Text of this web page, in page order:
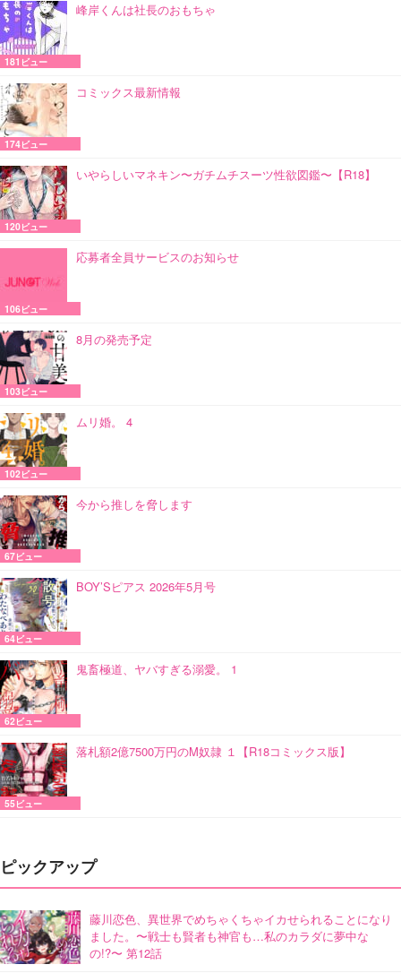
峰岸くんは社長のおもちゃ
181ビュー
コミックス最新情報
174ビュー
いやらしいマネキン〜ガチムチスーツ性欲図鑑〜【R18】
120ビュー
応募者全員サービスのお知らせ
106ビュー
8月の発売予定
103ビュー
ムリ婚。 4
102ビュー
今から推しを脅します
67ビュー
BOY’Sピアス 2026年5月号
64ビュー
鬼畜極道、ヤバすぎる溺愛。 1
62ビュー
落札額2億7500万円のM奴隷 １【R18コミックス版】
55ビュー
ピックアップ
藤川恋色、異世界でめちゃくちゃイカせられることになり
ました。〜戦士も賢者も神官も…私のカラダに夢中な
の!?〜 第12話